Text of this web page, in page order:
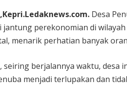
Desa
jantung perekonomian di
menarik perhatian banyak
seiring berjalannya waktu, desa
menjadi terlupakan dan